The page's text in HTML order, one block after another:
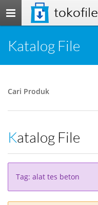
Toggle
navigation
tokofile
Katalog File
Cari Produk
Katalog File
Tag: alat tes beton